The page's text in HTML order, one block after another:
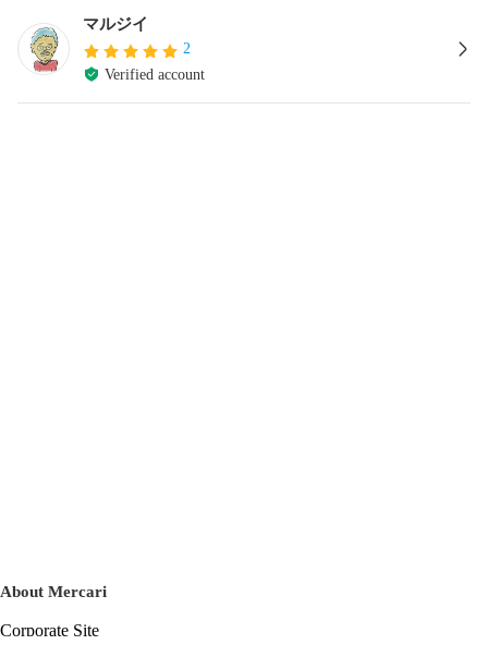
マルジイ
2
Verified account
About Mercari
Corporate Site